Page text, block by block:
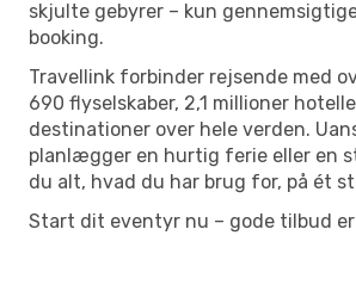
skjulte gebyrer – kun
booking.
Travellink forbinder rejsende med
690 flyselskaber, 2,1 millioner
destinationer over hele verden.
planlægger en hurtig ferie eller en
du alt, hvad du har brug for, på ét
Start dit eventyr nu – gode tilbud